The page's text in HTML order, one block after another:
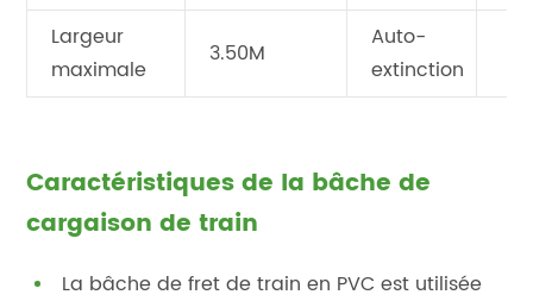
Largeur
maximale
3.50M
Auto-
extinction
Caractéristiques de la bâche de
cargaison de train
La bâche de fret de train en PVC est utilisée